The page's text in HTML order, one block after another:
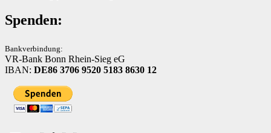
Spenden:
Bankverbindung:
VR-Bank Bonn Rhein-Sieg eG
IBAN: DE86 3706 9520 5183 8630 12